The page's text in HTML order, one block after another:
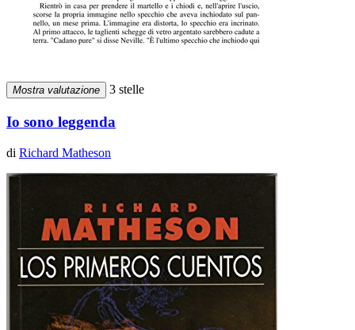
Mostra valutazione 3 stelle
Io sono leggenda
di Richard Matheson